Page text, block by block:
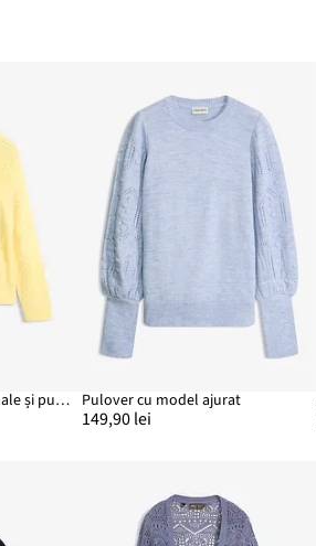
Pulover ajurat cu fir moale și pufos Pulover cu model ajurat
149,90 lei